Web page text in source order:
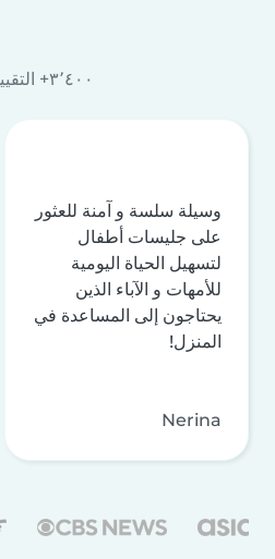
٣٬٤٠٠+ التقييمات
وسيلة سلسة و آمنة للعثور
على جليسات أطفال
لتسهيل الحياة اليومية
للأمهات و الآباء الذين
يحتاجون إلى المساعدة في
المنزل!
Nerina